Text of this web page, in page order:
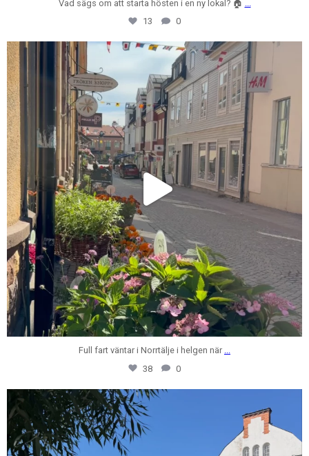
Vad sägs om att starta hösten i en ny lokal? 🏠
13
0
centrumfastigheter
Jul 31
Full fart väntar i Norrtälje i helgen när ...
38
0
centrumfastigheter
Jul 28